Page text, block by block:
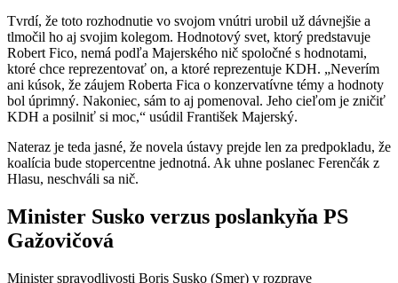
Tvrdí, že toto rozhodnutie vo svojom vnútri urobil už dávnejšie a
tlmočil ho aj svojim kolegom. Hodnotový svet, ktorý predstavuje
Robert Fico, nemá podľa Majerského nič spoločné s hodnotami,
ktoré chce reprezentovať on, a ktoré reprezentuje KDH. „Neverím
ani kúsok, že záujem Roberta Fica o konzervatívne témy a hodnoty
bol úprimný. Nakoniec, sám to aj pomenoval. Jeho cieľom je zničiť
KDH a posilniť si moc,“ usúdil František Majerský.
Nateraz je teda jasné, že novela ústavy prejde len za predpokladu, že
koalícia bude stopercentne jednotná. Ak uhne poslanec Ferenčák z
Hlasu, neschváli sa nič.
Minister Susko verzus poslankyňa PS
Gažovičová
Minister spravodlivosti Boris Susko (Smer) v rozprave